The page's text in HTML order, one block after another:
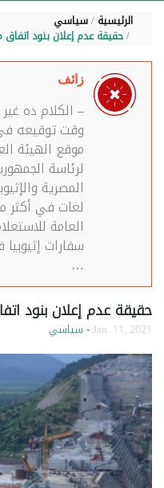
الرئيسية سياسي
حقيقة عدم إعلان بنود اتفاق
زائف
– الكلام ده
موقع الهيئة
لرئاسة
المصرية
لغات في أكثر
العامة
سفارات
…
حقيقة عدم إعلان بنود
Jan. 11, 2021- سياسي